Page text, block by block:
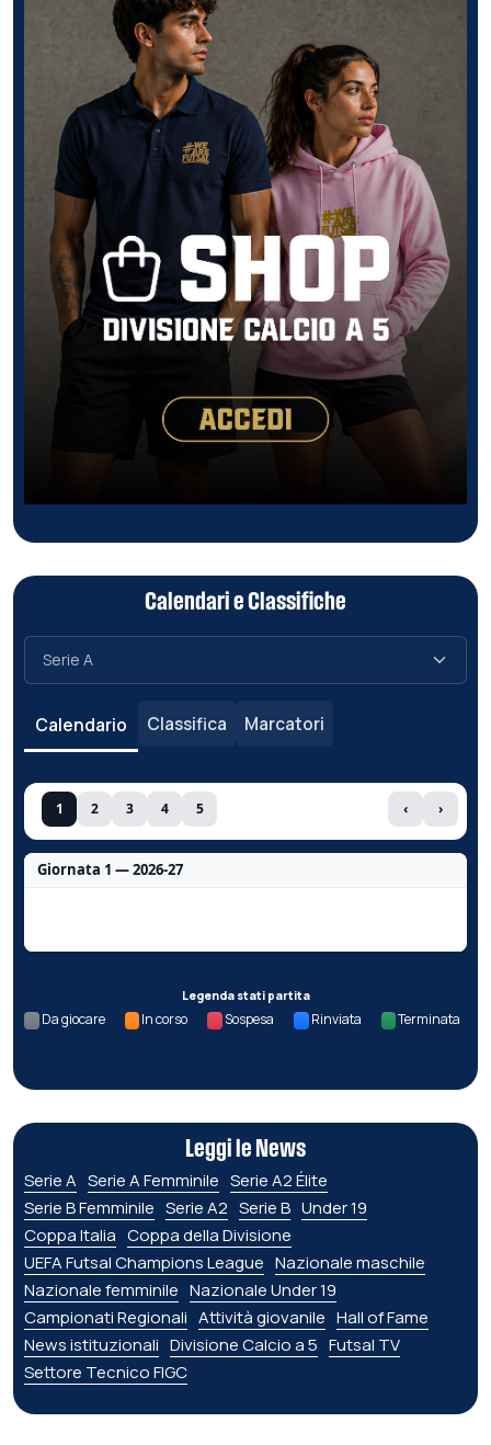
Calendari e Classifiche
Calendario Classifica Marcatori
1 2 3 4 5 ‹ ›
Giornata 1 — 2026-27
Legenda stati partita
Da giocare In corso Sospesa Rinviata Terminata
Leggi le News
Serie A Serie A Femminile Serie A2 Élite
Serie B Femminile Serie A2 Serie B Under 19
Coppa Italia Coppa della Divisione
UEFA Futsal Champions League Nazionale maschile
Nazionale femminile Nazionale Under 19
Campionati Regionali Attività giovanile Hall of Fame
News istituzionali Divisione Calcio a 5 Futsal TV
Settore Tecnico FIGC